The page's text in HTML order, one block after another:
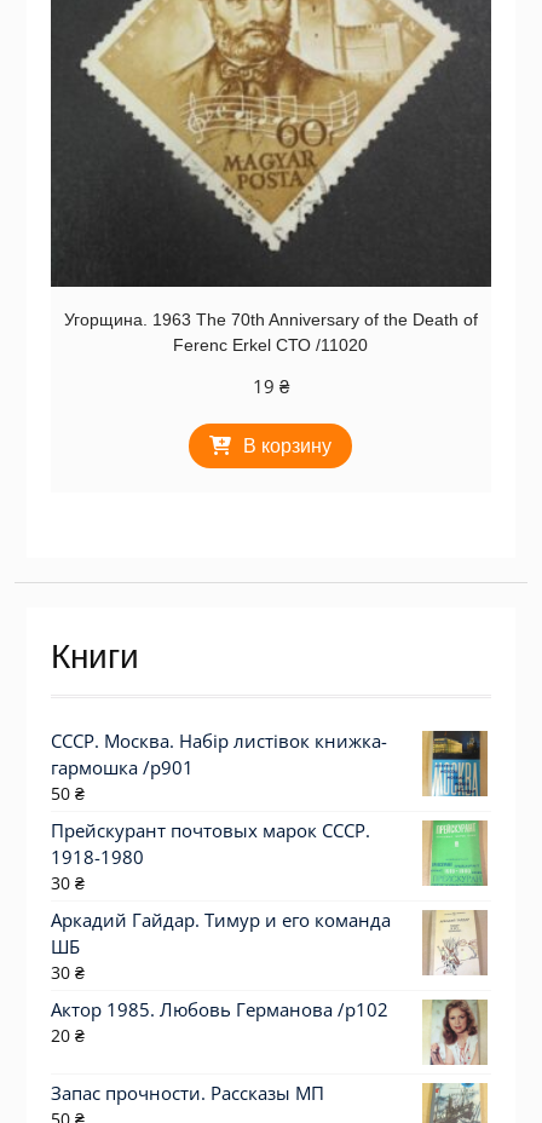
Угорщина. 1963 The 70th Anniversary of the Death of
Ferenc Erkel СТО /11020
19 ₴
В корзину
Книги
СССР. Москва. Набір листівок книжка-
гармошка /р901
50 ₴
Прейскурант почтовых марок СССР.
1918-1980
30 ₴
Аркадий Гайдар. Тимур и его команда
ШБ
30 ₴
Актор 1985. Любовь Германова /p102
20 ₴
Запас прочности. Рассказы МП